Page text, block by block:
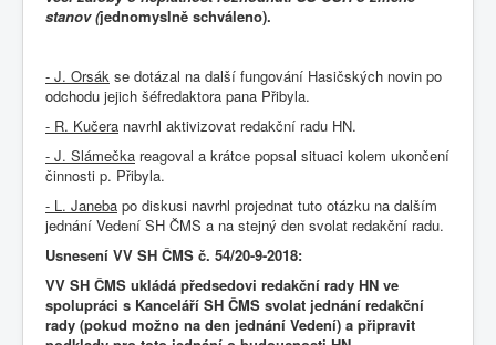
stanov (jednomyslně schváleno).
- J. Orsák se dotázal na další fungování Hasičských novin po
odchodu jejich šéfredaktora pana Přibyla.
- R. Kučera navrhl aktivizovat redakční radu HN.
- J. Slámečka reagoval a krátce popsal situaci kolem ukončení
činnosti p. Přibyla.
- L. Janeba po diskusi navrhl projednat tuto otázku na dalším
jednání Vedení SH ČMS a na stejný den svolat redakční radu.
Usnesení VV SH ČMS č. 54/20-9-2018:
VV SH ČMS ukládá předsedovi redakční rady HN ve
spolupráci s Kanceláří SH ČMS svolat jednání redakční
rady (pokud možno na den jednání Vedení) a připravit